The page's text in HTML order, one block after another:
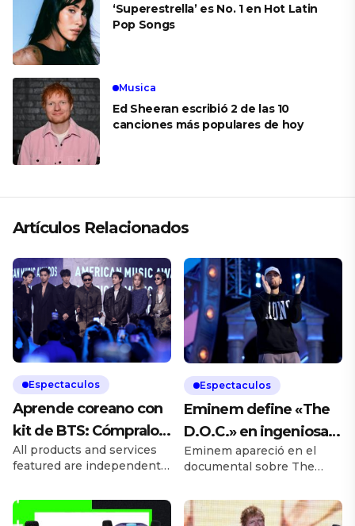
‘Superestrella’ es No. 1 en Hot Latin
Pop Songs
Musica
Ed Sheeran escribió 2 de las 10
canciones más populares de hoy
Artículos Relacionados
Espectaculos
Aprende coreano con
kit de BTS: Cómpralo
aquí
All products and services
featured are independently
However, Billboard may
receive a commission on
Espectaculos
Eminem define «The
D.O.C.» en ingeniosa
publicación de
Merriam-Webster
Eminem apareció en el
documental sobre The
el que rapea rápidamente
las letras del rapero de la